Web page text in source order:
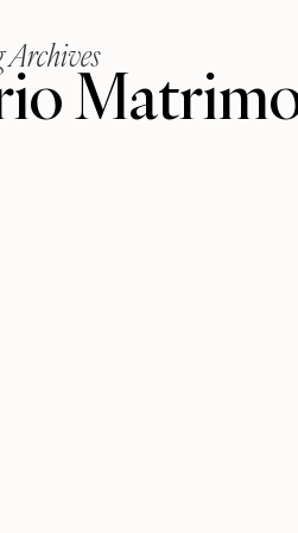
Archives